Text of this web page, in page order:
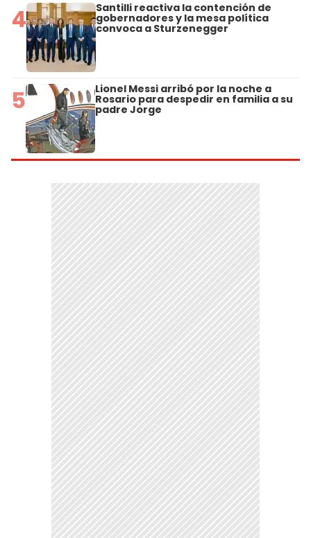
4 Santilli reactiva la contención de
gobernadores y la mesa política
convoca a Sturzenegger
5 Lionel Messi arribó por la noche a
Rosario para despedir en familia a su
padre Jorge